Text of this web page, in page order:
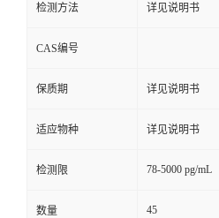
检测方法 详见说明书
CAS编号
保质期 详见说明书
适应物种 详见说明书
检测限 78-5000 pg/mL
数量 45